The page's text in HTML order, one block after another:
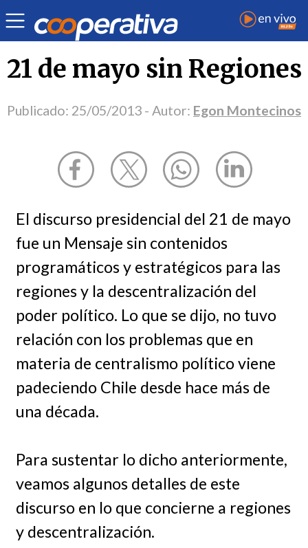
Opinión | Egon Montecinos
21 de mayo sin Regiones
Publicado: 25/05/2013 - Autor: Egon Montecinos
El discurso presidencial del 21 de mayo
fue un Mensaje sin contenidos
programáticos y estratégicos para las
regiones y la descentralización del
poder político. Lo que se dijo, no tuvo
relación con los problemas que en
materia de centralismo político viene
padeciendo Chile desde hace más de
una década.
Para sustentar lo dicho anteriormente,
veamos algunos detalles de este
discurso en lo que concierne a regiones
y descentralización.